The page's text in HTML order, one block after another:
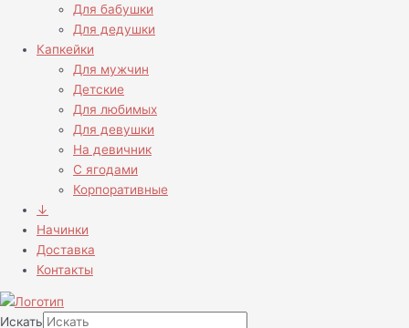
Для бабушки
Для дедушки
Капкейки
Для мужчин
Детские
Для любимых
Для девушки
На девичник
С ягодами
Корпоративные
↓
Начинки
Доставка
Контакты
Искать